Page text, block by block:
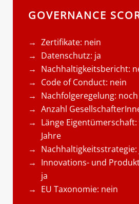
GOVERNANCE
Zertifikate: nein
Datenschutz: ja
Nachhaltigkeitsbericht:
Code of Conduct: nein
Nachfolgeregelung:
Anzahl
Länge
Jahre
Nachhaltigkeitsstrategie:
Innovations- und
ja
EU Taxonomie: nein